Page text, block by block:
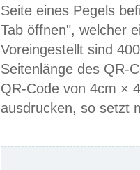
Seite eines Pegels
Tab öffnen", welcher
Voreingestellt sind
Seitenlänge des QR-
QR-Code von 4cm ×
ausdrucken, so setzt